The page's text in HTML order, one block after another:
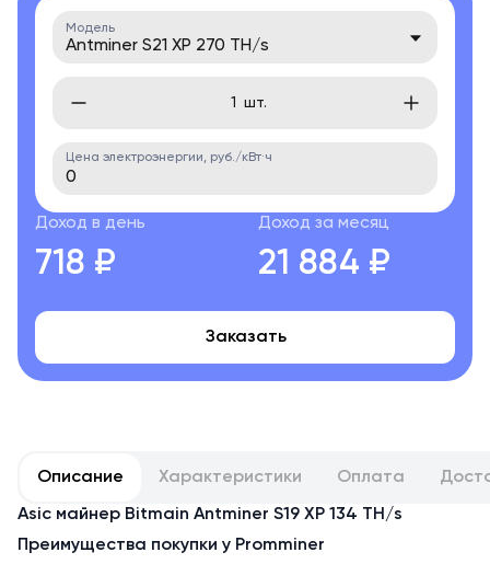
Модель
Antminer S21 XP 270 TH/s
шт.
Цена электроэнергии, руб./кВт·ч
Доход в день
718 ₽
Доход за месяц
21 884 ₽
Заказать
Описание Характеристики Оплата
Asic майнер Bitmain Antminer S19 XP 134 TH/s
Преимущества покупки у Promminer